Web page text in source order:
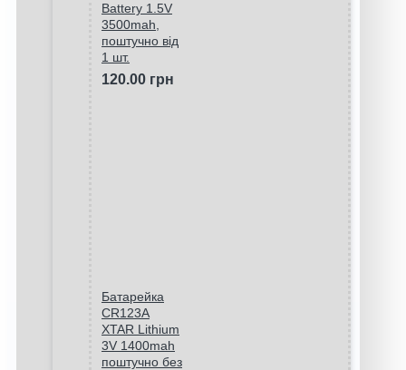
Battery 1.5V
3500mah,
поштучно від
1 шт.
120.00 грн
Батарейка
CR123A
XTAR Lithium
3V 1400mah
поштучно без